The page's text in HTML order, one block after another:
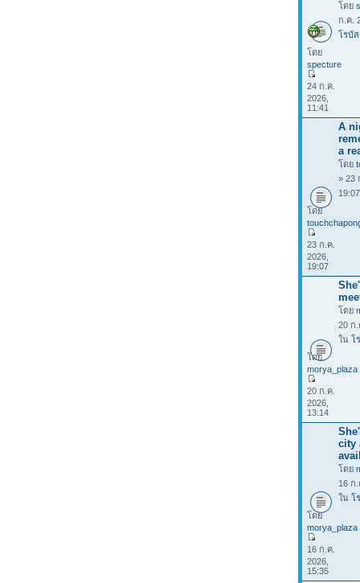
โดย
ก.ค.
โรบั
โดย
specture
24 ก.ค.
2026,
11:41
A
a
โดย
» 23
โดย
23 ก.ค.
2026,
19:07
โดย
20 ก.
ใน โ
โดย
morya_plaza
20 ก.ค.
2026,
13:14
city
โดย
16 ก
ใน โ
โดย
morya_plaza
16 ก.ค.
2026,
15:35